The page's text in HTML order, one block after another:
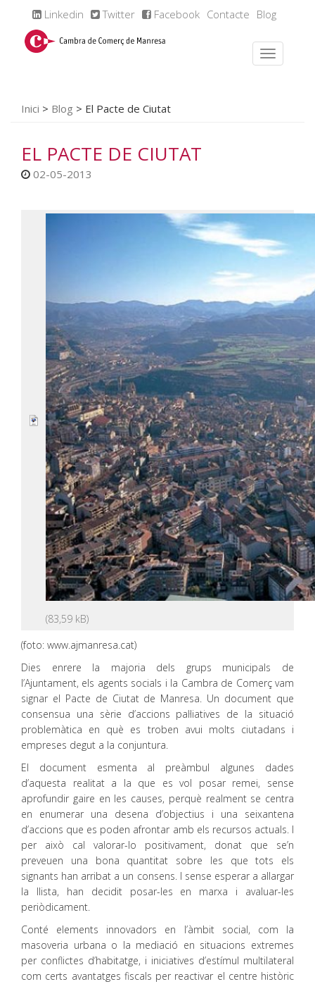
Linkedin Twitter Facebook Contacte Blog
Inici > Blog > El Pacte de Ciutat
EL PACTE DE CIUTAT
02-05-2013
(foto: www.ajmanresa.cat)
Dies enrere la majoria dels grups municipals de
l’Ajuntament, els agents socials i la Cambra de Comerç vam
signar el Pacte de Ciutat de Manresa. Un document que
consensua una sèrie d’accions pal·liatives de la situació
problemàtica en què es troben avui molts ciutadans i
empreses degut a la conjuntura.
El document esmenta al preàmbul algunes dades
d’aquesta realitat a la que es vol posar remei, sense
aprofundir gaire en les causes, perquè realment se centra
en enumerar una desena d’objectius i una seixantena
d’accions que es poden afrontar amb els recursos actuals. I
per això cal valorar-lo positivament, donat que se’n
preveuen una bona quantitat sobre les que tots els
signants han arribat a un consens. I sense esperar a allargar
la llista, han decidit posar-les en marxa i avaluar-les
periòdicament.
Conté elements innovadors en l’àmbit social, com la
masoveria urbana o la mediació en situacions extremes
per conflictes d’habitatge, i iniciatives d’estímul multilateral
com certs avantatges fiscals per reactivar el centre històric